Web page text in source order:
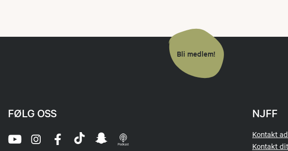
Bli medlem!
NJFF
Kontakt
Kontakt
FØLG OSS